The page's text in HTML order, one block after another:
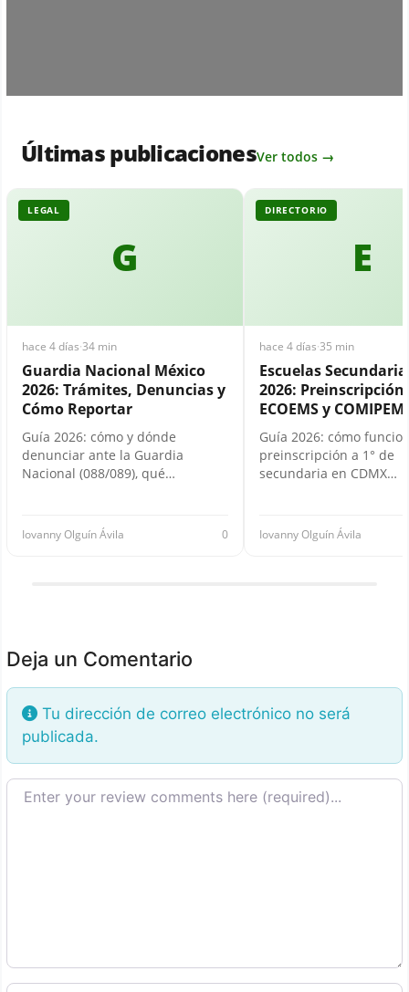
Últimas publicacionesVer todos →
G
LEGAL
hace 4 días·34 min
Guardia Nacional México
2026: Trámites, Denuncias y
Cómo Reportar
Guía 2026: cómo y dónde
denunciar ante la Guardia
Nacional (088/089), qué…
Iovanny Olguín Ávila 0
E
DIRECTORIO
hace 4 días·35 min
Escuelas
2026: Preinscripción,
ECOEMS y
Guía 2026: cómo
preinscripción a 1° de
secundaria en CDMX…
Iovanny Olguín Ávila
Deja un Comentario
Tu dirección de correo electrónico no será
publicada.
Texto de la reseña